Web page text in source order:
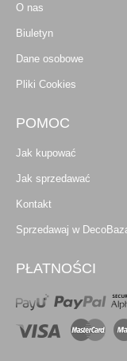
O nas
Biuletyn
Dane osobowe
Pliki Cookies
POMOC
Jak kupować
Jak sprzedawać
Kontakt
Sprzedawaj w
PŁATNOŚCI